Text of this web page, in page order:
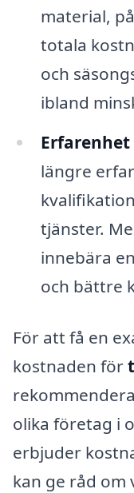
material,
totala
och
ibland
Erfarenhet
längre
tjänster.
innebära
och bättre
För att få en
kostnaden för
olika företag i
erbjuder
kan ge råd om